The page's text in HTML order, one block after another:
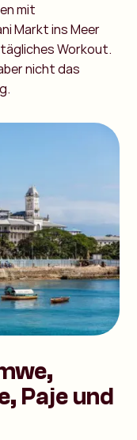
mit
Markt ins Meer
Workout.
nicht das
Paje und